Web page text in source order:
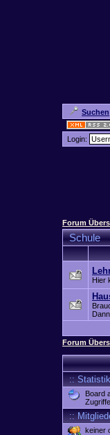
Suchen
Login:
Forum
Schule
Hier
Forum
::
Board
::
keiner